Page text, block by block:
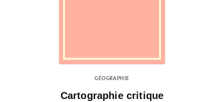
GÉOGRAPHIE
Cartographie critique